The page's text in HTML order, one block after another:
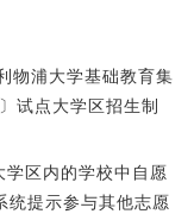
物浦大学基础教育集
试点大学区招生制
学区内的学校中自愿
统提示参与其他志愿